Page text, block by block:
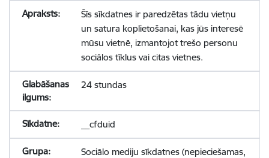
Šīs sīkdatnes ir paredzētas tādu vietņu
un satura koplietošanai, kas jūs interesē
mūsu vietnē, izmantojot trešo personu
sociālos tīklus vai citas vietnes.
24 stundas
__cfduid
Sociālo mediju sīkdatnes (nepieciešamas,